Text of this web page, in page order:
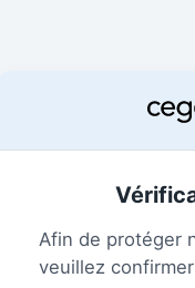
Afin de protéger
veuillez